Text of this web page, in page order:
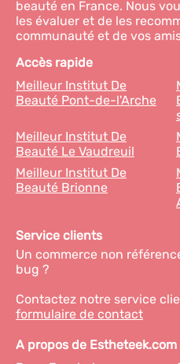
beauté en France. Nous
les évaluer et de les
communauté et de vos
Accès rapide
Meilleur Institut De
Beauté Pont-de-l'Arche
Meilleur Institut De
Beauté Le Vaudreuil
Meilleur Institut De
Beauté Brionne
Service clients
Un commerce non
bug ?
Contactez notre service
formulaire de contact
A propos de Estheteek.com